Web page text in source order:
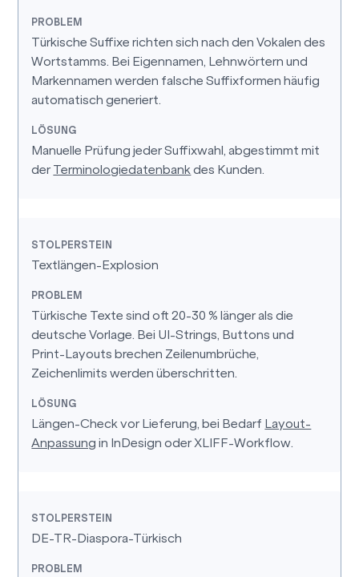
Türkische Suffixe richten sich nach den Vokalen des
Wortstamms. Bei Eigennamen, Lehnwörtern und
Markennamen werden falsche Suffixformen häufig
automatisch generiert.
Manuelle Prüfung jeder Suffixwahl, abgestimmt mit
der Terminologiedatenbank des Kunden.
Textlängen-Explosion
Türkische Texte sind oft 20-30 % länger als die
deutsche Vorlage. Bei UI-Strings, Buttons und
Print-Layouts brechen Zeilenumbrüche,
Zeichenlimits werden überschritten.
Längen-Check vor Lieferung, bei Bedarf Layout-
Anpassung in InDesign oder XLIFF-Workflow.
DE-TR-Diaspora-Türkisch